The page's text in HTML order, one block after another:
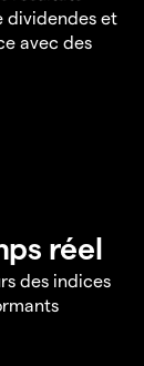
dividendes et
avec des
réel
des indices